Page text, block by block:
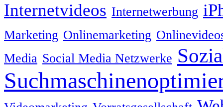
Internetvideos Internetwerbung
Marketing Onlinemarketing
Media Social Media Netzwerke